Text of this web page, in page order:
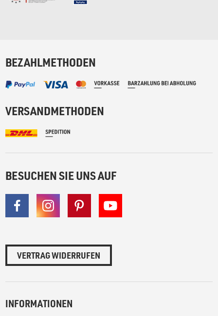
BEZAHLMETHODEN
VERSANDMETHODEN
BESUCHEN SIE UNS AUF
VERTRAG WIDERRUFEN
INFORMATIONEN